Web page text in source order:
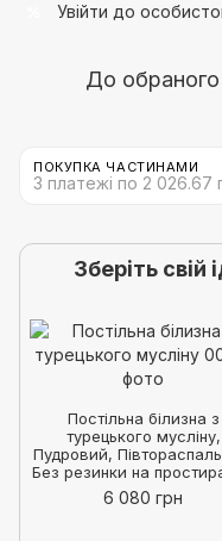
Увійти до
До обраного
ПОКУПКА ЧАСТИНАМИ
3 платежі по 2 026.67
Зберіть
Постільна білизна з
турецького мусліну,
Пудровий,
Без резинки на
6 080 грн